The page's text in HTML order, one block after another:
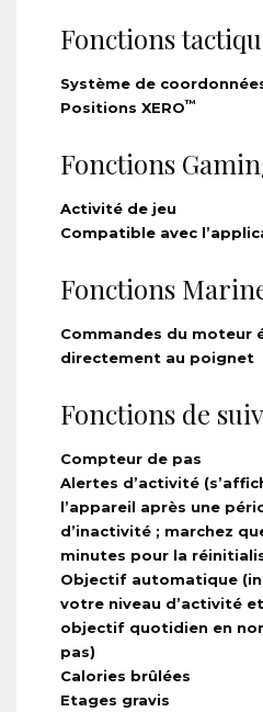
Fonctions
Système de
Positions XERO™
Fonctions
Activité de jeu
Compatible avec
Fonctions
Commandes du moteur
directement au poignet
Fonctions de
Compteur de pas
Alertes d’activité
l’appareil après une
d’inactivité ; marchez
minutes pour la
Objectif automatique
votre niveau d’activité
objectif quotidien en
pas)
Calories brûlées
Etages gravis